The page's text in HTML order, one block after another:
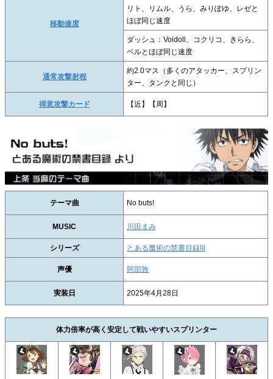
移動速度
リト、リムル、うら、みりぽゆ、レゼと
ほぼ同じ速度
ダッシュ：Voidoll、コクリコ、きらら、
ベルとほぼ同じ速度
通常攻撃射程
約2.0マス（多くのアタッカー、スプリン
ター、タンクと同じ）
得意攻撃カード 【近】【周】
テーマ曲 No buts!
MUSIC 川田まみ
シリーズ とある魔術の禁書目録III
声優 阿部敦
実装日 2025年4月28日
体力倍率が高く安定して戦いやすいスプリンター